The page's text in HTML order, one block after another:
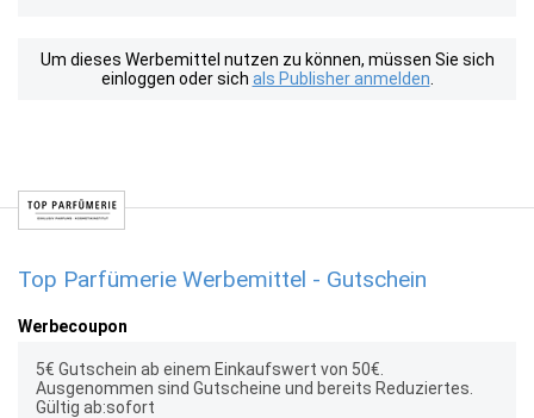
Um dieses Werbemittel nutzen zu können, müssen Sie sich
einloggen oder sich als Publisher anmelden
Top Parfümerie Werbemittel - Gutschein
Werbecoupon
5€ Gutschein ab einem Einkaufswert von 50€.
Ausgenommen sind Gutscheine und bereits Reduziertes.
Gültig ab:sofort